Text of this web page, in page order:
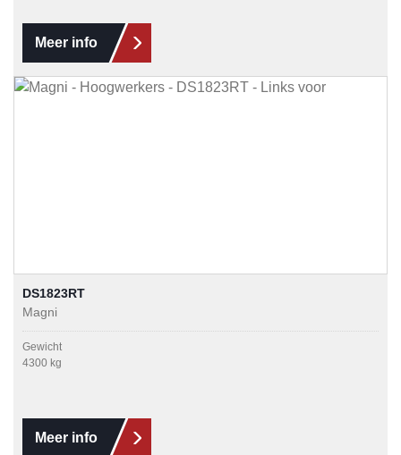
Meer info
DS1823RT
Magni
Gewicht
4300 kg
Meer info